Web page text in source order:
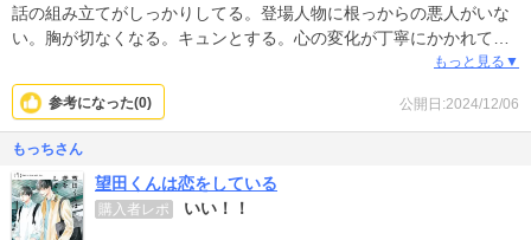
話の組み立てがしっかりしてる。登場人物に根っからの悪人がいな
い。胸が切なくなる。キュンとする。心の変化が丁寧にかかれてい
もっと見る▼
公開日:2024/12/06
参考になった(0)
もっちさん
望田くんは恋をしている
購入者レポ いい！！